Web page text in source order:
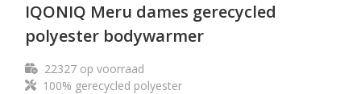
IQONIQ Meru dames gerecycled
polyester bodywarmer
22327op voorraad
100% gerecycled polyester